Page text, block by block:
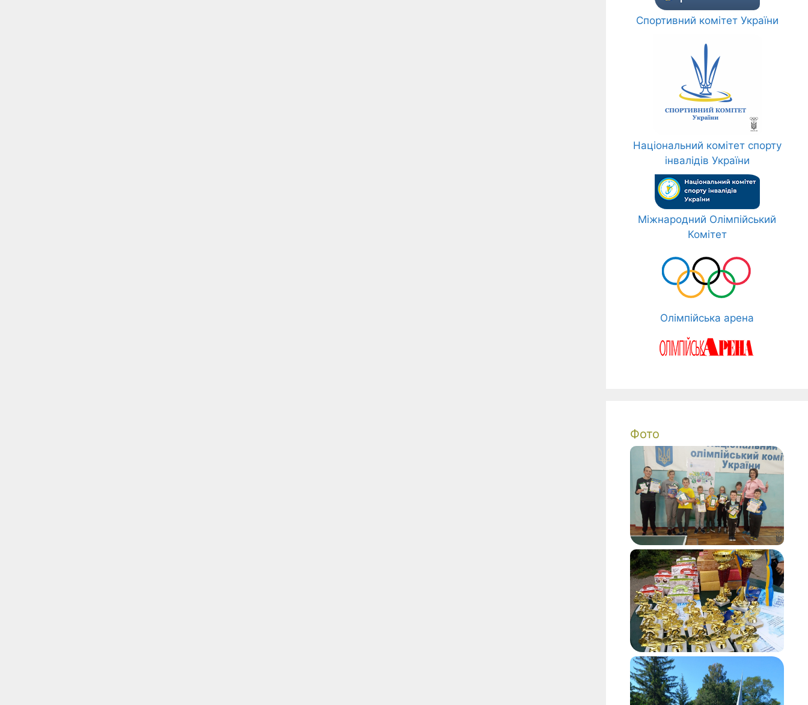
Спортивний комітет України
Національний комітет спорту
інвалідів України
Міжнародний Олімпійський
Комітет
Олімпійська арена
Фото